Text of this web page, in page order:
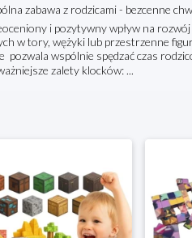
zabawa z rodzicami - bezcenne
i pozytywny wpływ na rozwój
w tory, wężyki lub przestrzenne
pozwala wspólnie spędzać czas
zalety klocków: ...